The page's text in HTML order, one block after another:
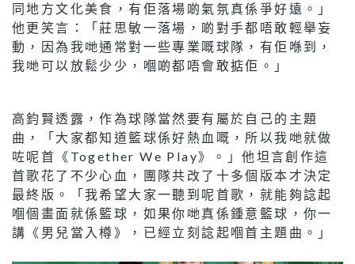
同地方文化美食，有佢落場啲氣氛真係爭好遠。」
他更笑言：「莊思敏一落場，啲對手都唔敢輕舉妄
動，因為我哋通常對一些專業嘅球隊，有佢喺到，
我哋可以放鬆少少，嗰啲都唔會敢掂佢。」
高鈞賢透露，作為球隊當然要有屬於自己的主題
曲，「大家都知道籃球係好熱血嘅，所以我哋就做
咗呢首《Together We Play》。」他坦言創作這
首歌花了不少心血，團隊共改了十多個版本才決定
最終版。「我希望大家一聽到呢首歌，就能夠諗起
嗰個畫面就係籃球，如果你哋真係鍾意籃球，你一
講《男兒當入樽》，已經立刻諗起嗰首主題曲。」